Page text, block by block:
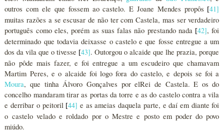
outros com ele que fossem ao castelo. E Joane Mendes propôs [41]
muitas razões a se escusar de não ter com Castela, mas ser verdadeiro
português como eles, porém as suas falas não prestando nada [42], foi
determinado que todavia deixasse o castelo e que fosse entregue a um
dos da vila que o tivesse [43]. Outorgou o alcaide que lhe prazia, porque
não pôde mais fazer, e foi entregue a um escudeiro que chamavam
Martim Peres, e o alcaide foi logo fora do castelo, e depois se foi a
Moura, que tinha Álvoro Gonçalves por elRei de Castela. E os do
concelho mandaram tirar as portas da torre e as do castelo contra a vila
e derribar o peitoril [44] e as ameias daquela parte, e daí em diante foi
o castelo velado e roldado por o Mestre e posto em poder do povo
miúdo.